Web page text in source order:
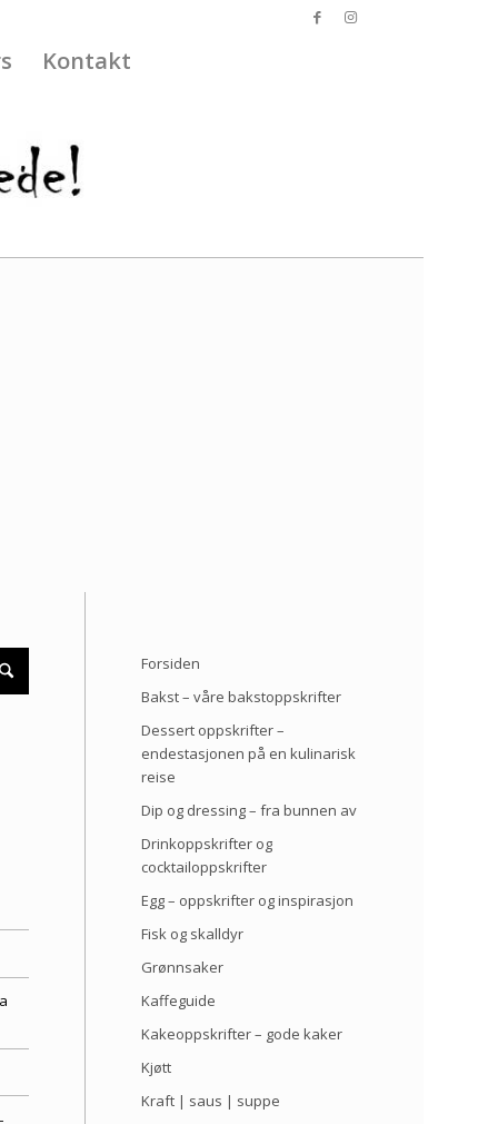
Kontakt
Forsiden
Bakst – våre bakstoppskrifter
Dessert oppskrifter –
endestasjonen på en kulinarisk
reise
Dip og dressing – fra bunnen av
Drinkoppskrifter og
cocktailoppskrifter
Egg – oppskrifter og inspirasjon
Fisk og skalldyr
Grønnsaker
Kaffeguide
Kakeoppskrifter – gode kaker
Kjøtt
Kraft | saus | suppe